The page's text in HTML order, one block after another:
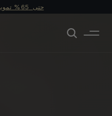
حتى  65 % تمويل – تحقق الآن